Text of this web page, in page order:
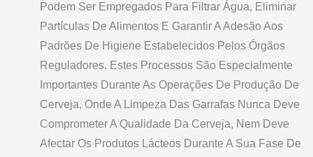
Podem Ser Empregados Para Filtrar Água, Eliminar
Partículas De Alimentos E Garantir A Adesão Aos
Padrões De Higiene Estabelecidos Pelos Órgãos
Reguladores. Estes Processos São Especialmente
Importantes Durante As Operações De Produção De
Cerveja, Onde A Limpeza Das Garrafas Nunca Deve
Comprometer A Qualidade Da Cerveja, Nem Deve
Afectar Os Produtos Lácteos Durante A Sua Fase De